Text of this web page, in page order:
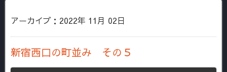
アーカイブ：2022年 11月 02日
新宿西口の町並み その５